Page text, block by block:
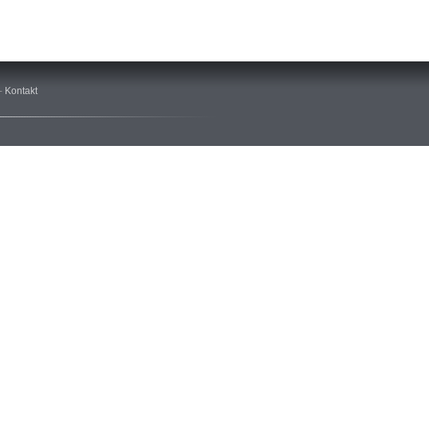
- Kontakt